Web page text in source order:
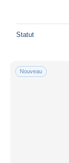
Statut
Nouveau